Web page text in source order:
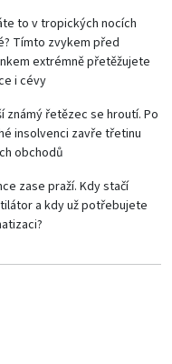
to v tropických nocích
Tímto zvykem před
extrémně přetěžujete
i cévy
známý řetězec se hroutí. Po
insolvenci zavře třetinu
obchodů
zase praží. Kdy stačí
a kdy už potřebujete